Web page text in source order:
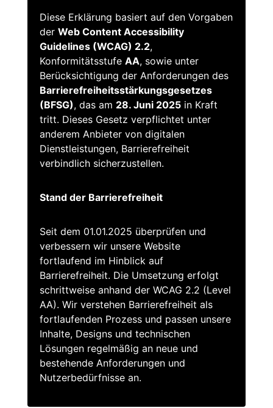
Diese Erklärung basiert auf den Vorgaben
der Web Content Accessibility
Guidelines (WCAG) 2.2,
Konformitätsstufe AA, sowie unter
Berücksichtigung der Anforderungen des
Barrierefreiheitsstärkungsgesetzes
(BFSG), das am 28. Juni 2025in Kraft
tritt. Dieses Gesetz verpflichtet unter
anderem Anbieter von digitalen
Dienstleistungen, Barrierefreiheit
verbindlich sicherzustellen.
Stand der Barrierefreiheit
Seit dem 01.01.2025 überprüfen und
verbessern wir unsere Website
fortlaufend im Hinblick auf
Barrierefreiheit. Die Umsetzung erfolgt
schrittweise anhand der WCAG 2.2 (Level
AA). Wir verstehen Barrierefreiheit als
fortlaufenden Prozess und passen unsere
Inhalte, Designs und technischen
Lösungen regelmäßig an neue und
bestehende Anforderungen und
Nutzerbedürfnisse an.